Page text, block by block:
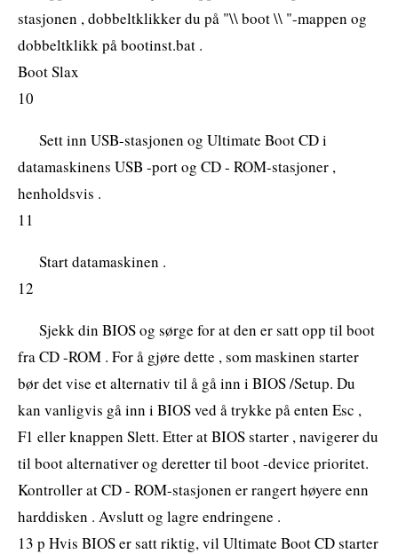
stasjonen , dobbeltklikker du på "\\ boot \\ "-mappen og
dobbeltklikk på bootinst.bat .
Boot Slax
10
Sett inn USB-stasjonen og Ultimate Boot CD i
datamaskinens USB -port og CD - ROM-stasjoner ,
henholdsvis .
11
Start datamaskinen .
12
Sjekk din BIOS og sørge for at den er satt opp til boot
fra CD -ROM . For å gjøre dette , som maskinen starter
bør det vise et alternativ til å gå inn i BIOS /Setup. Du
kan vanligvis gå inn i BIOS ved å trykke på enten Esc ,
F1 eller knappen Slett. Etter at BIOS starter , navigerer du
til boot alternativer og deretter til boot -device prioritet.
Kontroller at CD - ROM-stasjonen er rangert høyere enn
harddisken . Avslutt og lagre endringene .
13 p Hvis BIOS er satt riktig, vil Ultimate Boot CD starter